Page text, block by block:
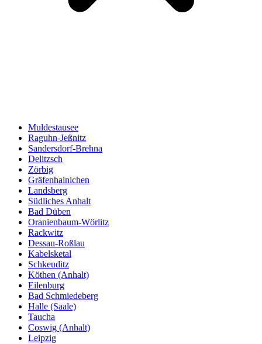
Muldestausee
Raguhn-Jeßnitz
Sandersdorf-Brehna
Delitzsch
Zörbig
Gräfenhainichen
Landsberg
Südliches Anhalt
Bad Düben
Oranienbaum-Wörlitz
Rackwitz
Dessau-Roßlau
Kabelsketal
Schkeuditz
Köthen (Anhalt)
Eilenburg
Bad Schmiedeberg
Halle (Saale)
Taucha
Coswig (Anhalt)
Leipzig